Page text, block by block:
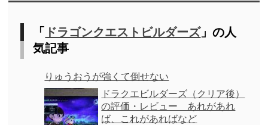
「 ドラゴンクエストビルダーズ」の人
気記事
りゅうおうが強くて倒せない
ドラクエビルダーズ（クリア後）
の評価・レビュー あれがあれ
ば、これがあればなど